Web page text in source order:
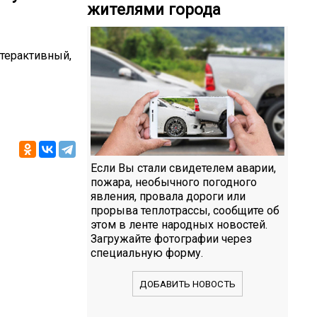
жителями города
Если Вы стали свидетелем аварии,
пожара, необычного погодного
явления, провала дороги или
прорыва теплотрассы, сообщите об
этом в ленте народных новостей.
Загружайте фотографии через
специальную форму.
ДОБАВИТЬ НОВОСТЬ